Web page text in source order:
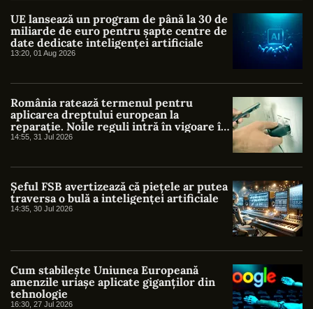
UE lansează un program de până la 30 de
miliarde de euro pentru șapte centre de
date dedicate inteligenței artificiale
13:20, 01 Aug 2026
România ratează termenul pentru
aplicarea dreptului european la
reparație. Noile reguli intră în vigoare în
UE, dar lipsesc din legislația națională
14:55, 31 Jul 2026
Șeful FSB avertizează că piețele ar putea
traversa o bulă a inteligenței artificiale
14:35, 30 Jul 2026
Cum stabilește Uniunea Europeană
amenzile uriașe aplicate giganților din
tehnologie
16:30, 27 Jul 2026